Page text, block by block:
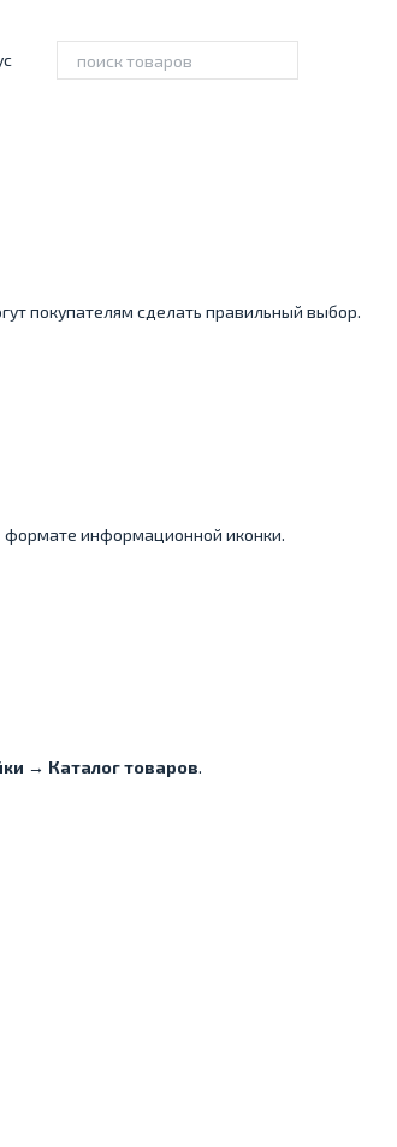
покупателям сделать правильный выбор.
формате информационной иконки.
→ Каталог товаров.